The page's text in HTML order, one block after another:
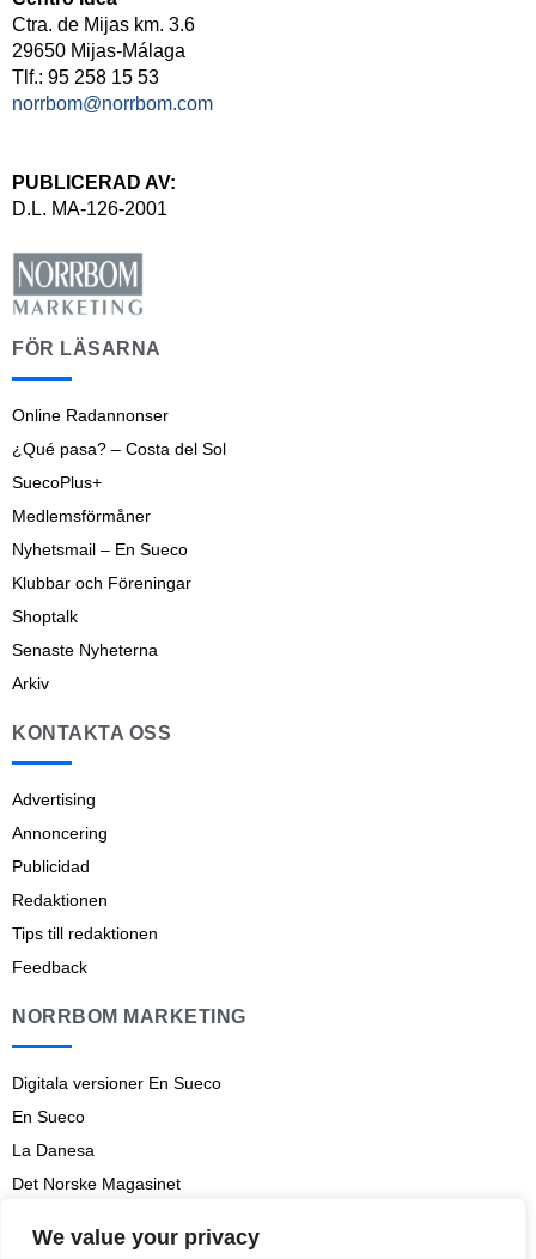
We value your privacy
Ctra. de Mijas km. 3.6
29650 Mijas-Málaga
Tlf.: 95 258 15 53
norrbom@norrbom.com
PUBLICERAD AV:
D.L. MA-126-2001
FÖR LÄSARNA
Online Radannonser
¿Qué pasa? – Costa del Sol
SuecoPlus+
Medlemsförmåner
Nyhetsmail – En Sueco
Klubbar och Föreningar
Shoptalk
Senaste Nyheterna
Arkiv
KONTAKTA OSS
Advertising
Annoncering
Publicidad
Redaktionen
Tips till redaktionen
Feedback
NORRBOM MARKETING
Digitala versioner En Sueco
En Sueco
La Danesa
Det Norske Magasinet
Aviso legal